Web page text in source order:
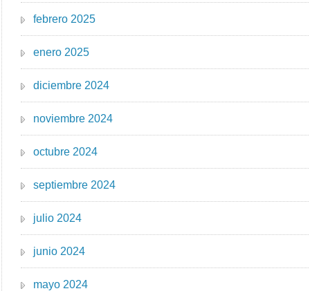
febrero 2025
enero 2025
diciembre 2024
noviembre 2024
octubre 2024
septiembre 2024
julio 2024
junio 2024
mayo 2024